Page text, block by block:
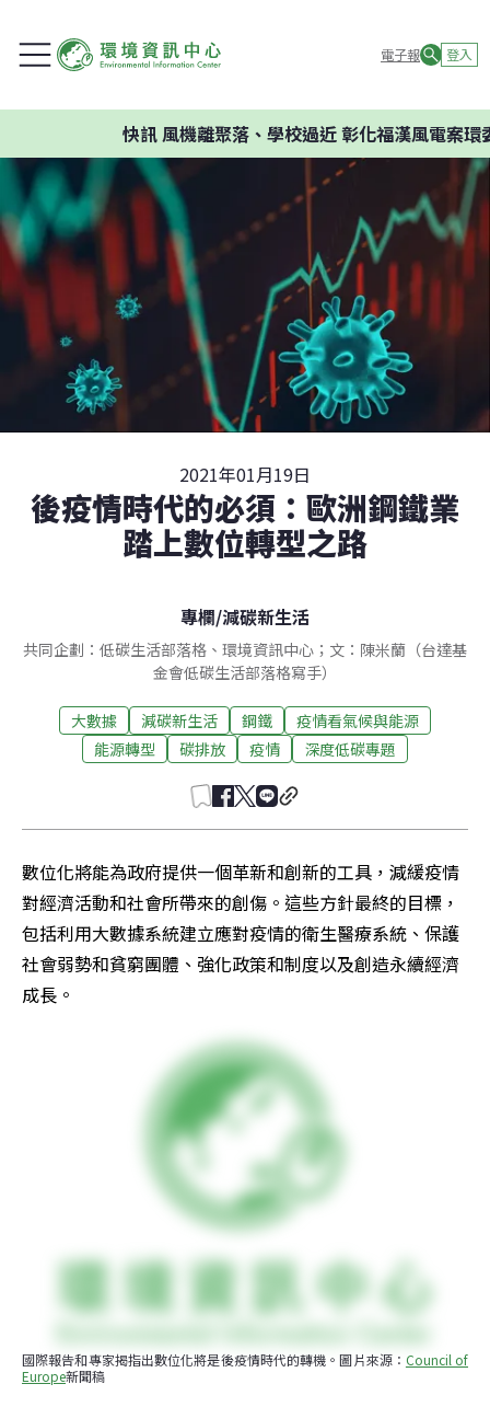
電子報 登入
風機離聚落、學校過近 彰化福漢風電案環委建議
2021年01月19日
後疫情時代的必須：歐洲鋼鐵業
踏上數位轉型之路
專欄/減碳新生活
共同企劃：低碳生活部落格、環境資訊中心；文：陳米蘭（台達基
金會低碳生活部落格寫手）
大數據 減碳新生活 鋼鐵
疫情看氣候與能源
能源轉型
碳排放 疫情 深度低碳專題
數位化將能為政府提供一個革新和創新的工具，減緩疫情
對經濟活動和社會所帶來的創傷。這些方針最終的目標，
包括利用大數據系統建立應對疫情的衛生醫療系統、保護
社會弱勢和貧窮團體、強化政策和制度以及創造永續經濟
成長。
國際報告和專家揭指出數位化將是後疫情時代的轉機。圖片來源： Council of
Europe新聞稿